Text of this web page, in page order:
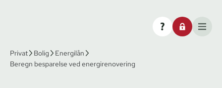
Privat Bolig
Energilån
Beregn besparelse ved energirenovering